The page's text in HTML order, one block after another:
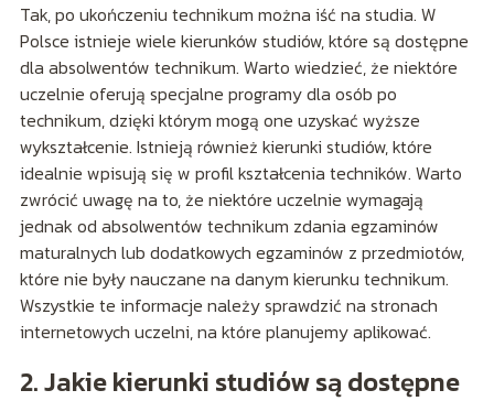
Tak, po ukończeniu technikum można iść na studia. W
Polsce istnieje wiele kierunków studiów, które są dostępne
dla absolwentów technikum. Warto wiedzieć, że niektóre
uczelnie oferują specjalne programy dla osób po
technikum, dzięki którym mogą one uzyskać wyższe
wykształcenie. Istnieją również kierunki studiów, które
idealnie wpisują się w profil kształcenia techników. Warto
zwrócić uwagę na to, że niektóre uczelnie wymagają
jednak od absolwentów technikum zdania egzaminów
maturalnych lub dodatkowych egzaminów z przedmiotów,
które nie były nauczane na danym kierunku technikum.
Wszystkie te informacje należy sprawdzić na stronach
internetowych uczelni, na które planujemy aplikować.
2. Jakie kierunki studiów są dostępne